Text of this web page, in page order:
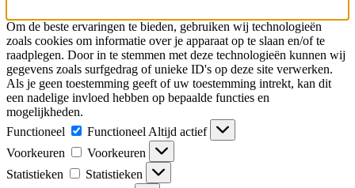
Om de beste ervaringen te bieden, gebruiken wij technologieën
zoals cookies om informatie over je apparaat op te slaan en/of te
raadplegen. Door in te stemmen met deze technologieën kunnen wij
gegevens zoals surfgedrag of unieke ID's op deze site verwerken.
Als je geen toestemming geeft of uw toestemming intrekt, kan dit
een nadelige invloed hebben op bepaalde functies en
mogelijkheden.
Functioneel
Functioneel Altijd actief
Voorkeuren
Voorkeuren
Statistieken
Statistieken